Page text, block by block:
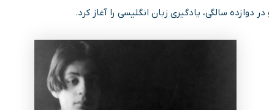
دوازده سالگی، یادگیری زبان انگلیسی را آغاز کرد.